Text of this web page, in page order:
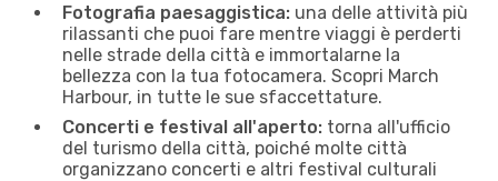
Fotografia paesaggistica: una delle attività più
rilassanti che puoi fare mentre viaggi è perderti
nelle strade della città e immortalarne la
bellezza con la tua fotocamera. Scopri March
Harbour, in tutte le sue sfaccettature.
Concerti e festival all'aperto: torna all'ufficio
del turismo della città, poiché molte città
organizzano concerti e altri festival culturali